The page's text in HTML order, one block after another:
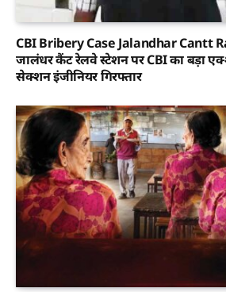
CBI Bribery Case Jalandhar Cantt
जालंधर कैंट रेलवे स्टेशन पर CBI का बड़ा
सेक्शन इंजीनियर गिरफ्तार